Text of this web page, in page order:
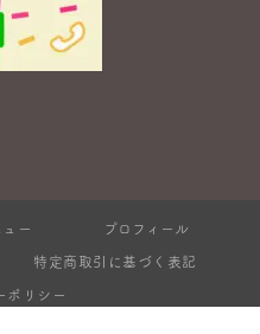
ュー プロフィール
特定商取引に基づく表記
ポリシー